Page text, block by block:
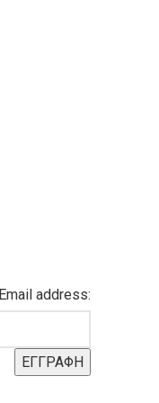
Email address: